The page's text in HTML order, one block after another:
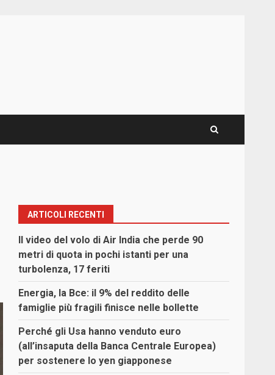
ARTICOLI RECENTI
Il video del volo di Air India che perde 90
metri di quota in pochi istanti per una
turbolenza, 17 feriti
Energia, la Bce: il 9% del reddito delle
famiglie più fragili finisce nelle bollette
Perché gli Usa hanno venduto euro
(all’insaputa della Banca Centrale Europea)
per sostenere lo yen giapponese